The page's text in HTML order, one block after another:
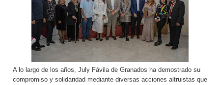
A lo largo de los años, July Fávila de Granados ha demostrado su
compromiso y solidaridad mediante diversas acciones altruistas que